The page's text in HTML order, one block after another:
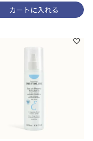
カートに入れる